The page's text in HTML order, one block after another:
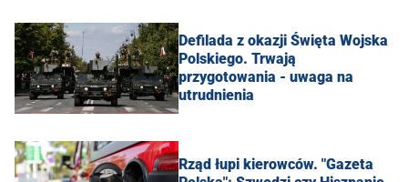
Defilada z okazji Święta Wojska
Polskiego. Trwają
przygotowania - uwaga na
utrudnienia
Rząd łupi kierowców. "Gazeta